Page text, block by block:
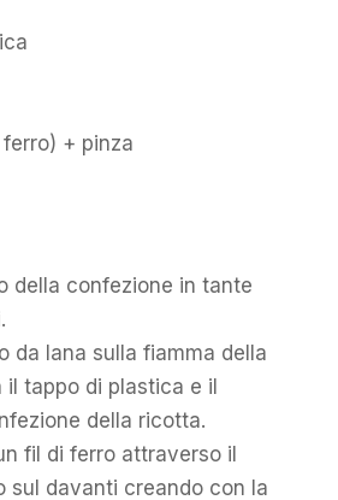
+ pinza
della confezione in tante
da lana sulla fiamma della
tappo di plastica e il
della ricotta.
fil di ferro attraverso il
sul davanti creando con la